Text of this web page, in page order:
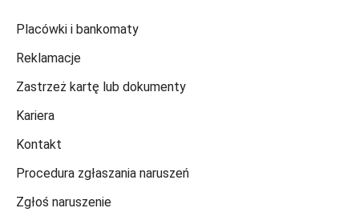
Placówki i bankomaty
Reklamacje
Zastrzeż kartę lub dokumenty
Kariera
Kontakt
Procedura zgłaszania naruszeń
Zgłoś naruszenie